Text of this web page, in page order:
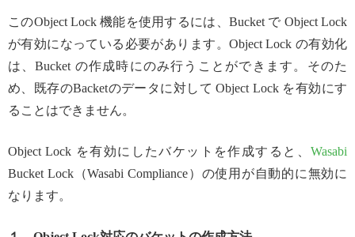
このObject Lock 機能を使用するには、Bucket で Object Lock
が有効になっている必要があります。Object Lock の有効化
は、Bucket の作成時にのみ行うことができます。そのた
め、既存のBacketのデータに対して Object Lock を有効にす
ることはできません。
Object Lock を有効にしたバケットを作成すると、 Wasabi
Bucket Lock（Wasabi Compliance）の使用が自動的に無効に
なります。